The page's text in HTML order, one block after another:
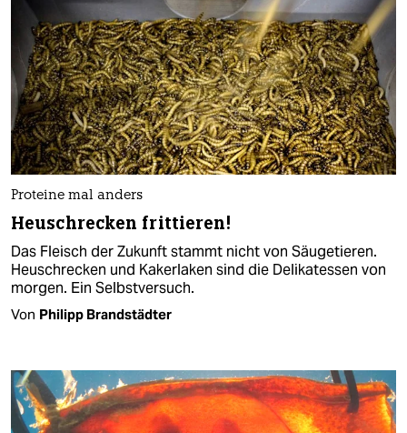
Proteine mal anders
Heuschrecken frittieren!
Das Fleisch der Zukunft stammt nicht von Säugetieren.
Heuschrecken und Kakerlaken sind die Delikatessen von
morgen. Ein Selbstversuch.
Von Philipp Brandstädter